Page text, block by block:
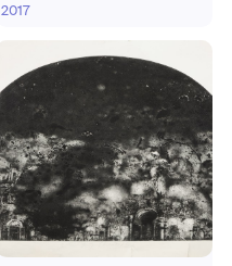
"Хмельницький
2017